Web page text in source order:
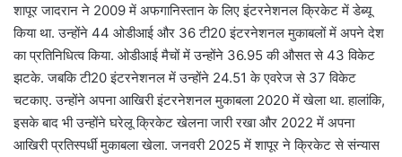
शापूर जादरान ने 2009 में अफगानिस्तान के लिए इंटरनेशनल क्रिकेट में डेब्यू
किया था. उन्होंने 44 ओडीआई और 36 टी20 इंटरनेशनल मुकाबलों में अपने देश
का प्रतिनिधित्व किया. ओडीआई मैचों में उन्होंने 36.95 की औसत से 43 विकेट
झटके. जबकि टी20 इंटरनेशनल में उन्होंने 24.51 के एवरेज से 37 विकेट
चटकाए. उन्होंने अपना आखिरी इंटरनेशनल मुकाबला 2020 में खेला था. हालांकि,
इसके बाद भी उन्होंने घरेलू क्रिकेट खेलना जारी रखा और 2022 में अपना
आखिरी प्रतिस्पर्धी मुकाबला खेला. जनवरी 2025 में शापूर ने क्रिकेट से संन्यास